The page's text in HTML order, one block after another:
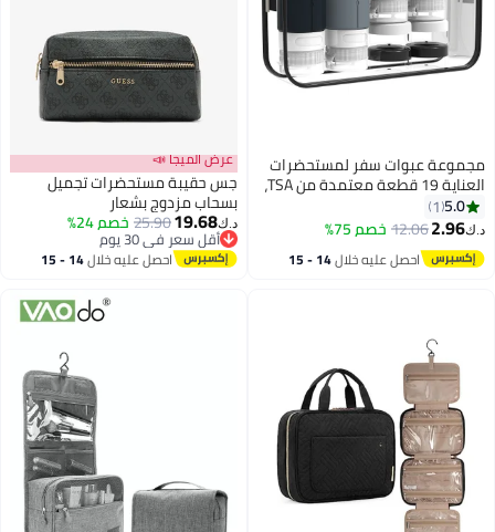
مجموعة عبوات سفر لمستحضرات
العناية 19 قطعة معتمدة من TSA،
عبوات سيليكون مانعة للتسرب
عبوات كريم، مناسبة للشامبو
5.0
1
د.ك‏2.96
12.06خصم 75%
احصل عليه خلال 14 - 15
عرض الميجا 📣
جس حقيبة مستحضرات تجميل
بسحاب مزدوج بشعار
د.ك‏19.68
25.90خصم 24%
أقل سعر في 30 يوم
أقل سعر في 30 يوماحصل عليه خلال 14 - 15